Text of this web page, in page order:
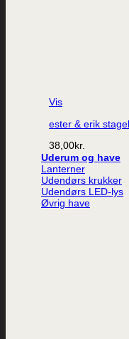
Vis
ester & erik
38,00kr.
Uderum og have
Lanterner
Udendørs krukker
Udendørs LED-lys
Øvrig have